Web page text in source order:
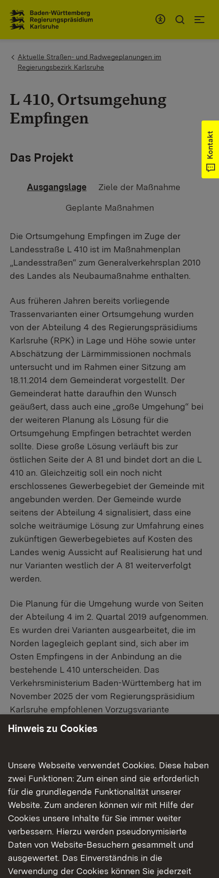
You are here:
Aktuelle Straßen- und Radwegeplanungen im
Regierungsbezirk Karlsruhe
L 410, Ortsumgehung
Empfingen
Das Projekt
Ausgangslage
Ziele der Maßnahme
Geplante Maßnahmen
Die Ortsumgehung Empfingen im Zuge der
Landesstraße L 410 ist im Maßnahmenplan
„Landesstraßen“ zum Generalverkehrsplan 2010
des Landes als Neubaumaßnahme enthalten.
Aus früheren Jahren bereits vorliegende
Trassenvarianten einer Ortsumgehung wurden
von der Abteilung 4 des Regierungspräsidiums
Karlsruhe (RPK) in Lage und Höhe sowie unter
Abschätzung der Lärmimmissionen nochmals
untersucht und im Rahmen einer Sitzung am
18.11.2014 dem Gemeinderat vorgestellt. Der
Gemeinderat hatte daraufhin den Wunsch
geäußert, dass auch eine „große Umgehung“ bei
der weiteren Planung als Lösung für die
Ortsumgehung Empfingen betrachtet werden
sollte. Diese große Lösung verläuft bis zur
östlichen Seite der A 81 und bindet dort an die L
410 an. Gleichzeitig soll ein noch nicht
erschlossenes Gewerbegebiet der Gemeinde mit
angebunden werden. Der Gemeinde wurde
seitens der Abteilung 4 signalisiert, dass eine
solche weiträumige Lösung zur Umfahrung eines
zukünftigen Gewerbegebietes auf Kosten des
Landes wenig Aussicht auf Realisierung hat und
nur Varianten westlich der A 81 weiterverfolgt
werden.
Die Planung für die Umgehung wurde von Seiten
der Abteilung 4 im 2. Quartal 2019 aufgenommen.
Es wurden drei Varianten ausgearbeitet, die im
Norden lagegleich geplant sind, sich aber im
Osten Empfingens in der Anbindung an die
bestehende L 410 unterscheiden. Das
Verkehrsministerium Baden-Württemberg hat im
November 2025 der vom Regierungspräsidium
Karlsruhe empfohlenen Vorzugsvariante
zugestimmt, so dass das Regierungspräsidium
an der bestehenden L 410, schließt dann an die K
4762 Richtung Betra sowie die L 396 Richtung
Nordstetten an und umgeht die Gemeinde
Empfingen im Norden. Im Osten werden die K
4768 und die Robert-Bosch-Straße über einen
Kreisverkehr angeschlossen. Im weiteren Verlauf
nach Süden wird die Robert-Bosch-Straße
ertüchtigt und zur L 410 ausgebaut. Mit einem
Knotenpunkt der Robert-Bosch-Straße zur
Kontakt
Hinweis zu Cookies
Unsere Webseite verwendet Cookies. Diese haben
zwei Funktionen: Zum einen sind sie erforderlich
für die grundlegende Funktionalität unserer
Website. Zum anderen können wir mit Hilfe der
Cookies unsere Inhalte für Sie immer weiter
verbessern. Hierzu werden pseudonymisierte
Daten von Website-Besuchern gesammelt und
ausgewertet. Das Einverständnis in die
Verwendung der Cookies können Sie jederzeit